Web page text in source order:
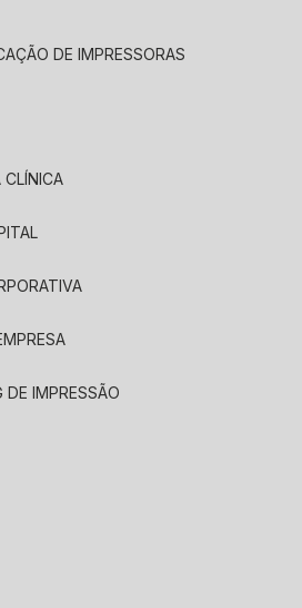
DE IMPRESSORAS
CLÍNICA
DE IMPRESSÃO